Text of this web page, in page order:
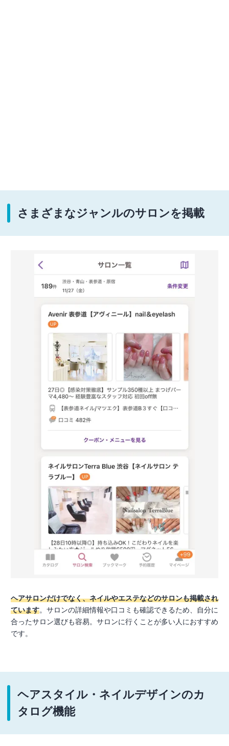
さまざまなジャンルのサロンを掲載
ヘアサロンだけでなく、ネイルやエステなどのサロンも掲載され
ています。サロンの詳細情報や口コミも確認できるため、自分に
合ったサロン選びも容易。サロンに行くことが多い人におすすめ
です。
ヘアスタイル・ネイルデザインのカ
タログ機能